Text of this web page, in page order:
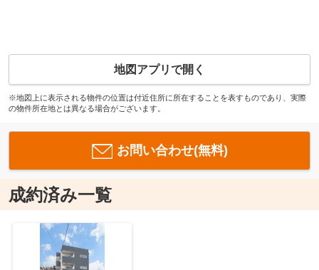
地図アプリで開く
※地図上に表示される物件の位置は付近住所に所在することを表すものであり、実際
の物件所在地とは異なる場合がございます。
お問い合わせ(無料)
成約済み一覧